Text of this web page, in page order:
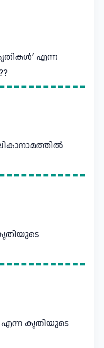
എന്ന
എന്ന കൃതിയുടെ